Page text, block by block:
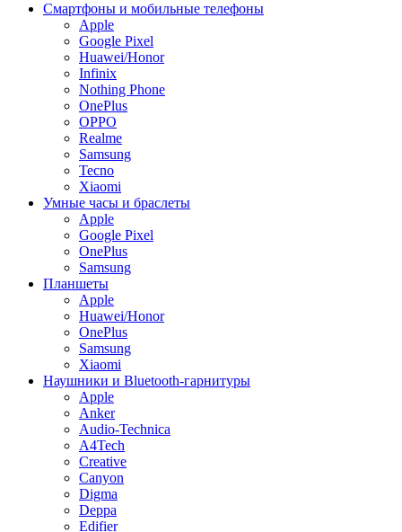
Смартфоны и мобильные телефоны
Apple
Google Pixel
Huawei/Honor
Infinix
Nothing Phone
OnePlus
OPPO
Realme
Samsung
Tecno
Xiaomi
Умные часы и браслеты
Apple
Google Pixel
OnePlus
Samsung
Планшеты
Apple
Huawei/Honor
OnePlus
Samsung
Xiaomi
Наушники и Bluetooth-гарнитуры
Apple
Anker
Audio-Technica
A4Tech
Creative
Canyon
Digma
Deppa
Edifier